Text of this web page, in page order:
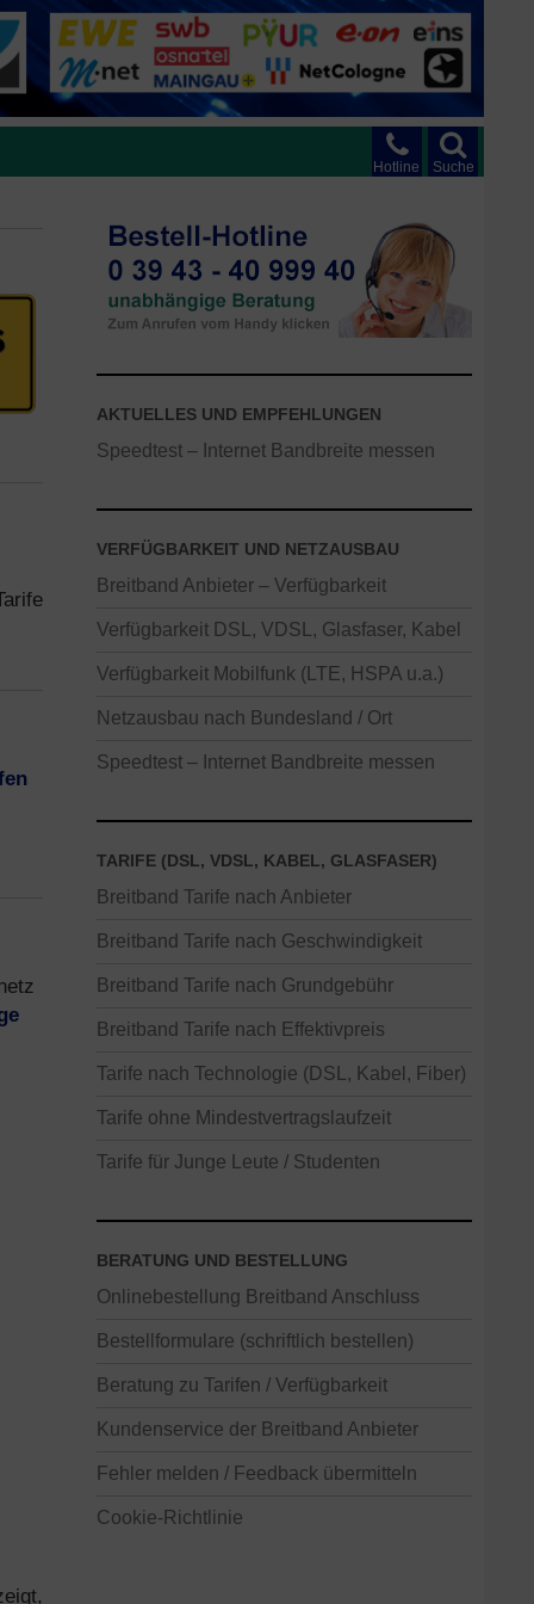
Suche
Hotline
AKTUELLES UND EMPFEHLUNGEN
Speedtest – Internet Bandbreite messen
VERFÜGBARKEIT UND NETZAUSBAU
Breitband Anbieter – Verfügbarkeit
Verfügbarkeit DSL, VDSL, Glasfaser, Kabel
Verfügbarkeit Mobilfunk (LTE, HSPA u.a.)
Netzausbau nach Bundesland / Ort
Speedtest – Internet Bandbreite messen
TARIFE (DSL, VDSL, KABEL, GLASFASER)
Breitband Tarife nach Anbieter
Breitband Tarife nach Geschwindigkeit
Breitband Tarife nach Grundgebühr
Breitband Tarife nach Effektivpreis
Tarife nach Technologie (DSL, Kabel, Fiber)
Tarife ohne Mindestvertragslaufzeit
Tarife für Junge Leute / Studenten
BERATUNG UND BESTELLUNG
Onlinebestellung Breitband Anschluss
Bestellformulare (schriftlich bestellen)
Beratung zu Tarifen / Verfügbarkeit
Kundenservice der Breitband Anbieter
Fehler melden / Feedback übermitteln
Cookie-Richtlinie